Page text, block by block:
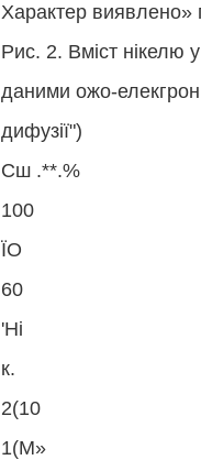
Характер виявлено»
Рис. 2. Вміст нікелю
даними ожо-
дифузії")
Сш .**.%
100
ЇО
60
'Ні
к.
2(10
1(М»